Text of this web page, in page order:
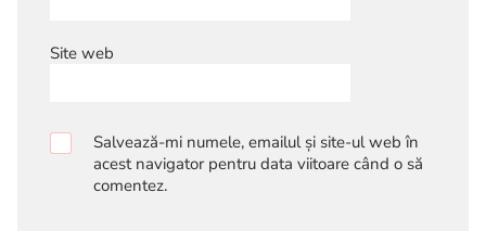
Site web
Salvează-mi numele, emailul și site-ul web în
acest navigator pentru data viitoare când o să
comentez.